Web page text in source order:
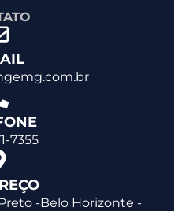
7355
-Belo Horizonte -